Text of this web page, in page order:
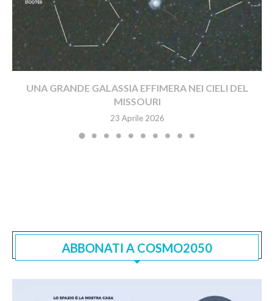
UNA GRANDE GALASSIA EFFIMERA NEI CIELI DEL
MISSOURI
23 Aprile 2026
ABBONATI A COSMO2050